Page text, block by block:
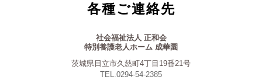
各種ご連絡先
社会福祉法人 正和会
特別養護老人ホーム 成華園
茨城県日立市久慈町4丁目19番21号
TEL.0294-54-2385